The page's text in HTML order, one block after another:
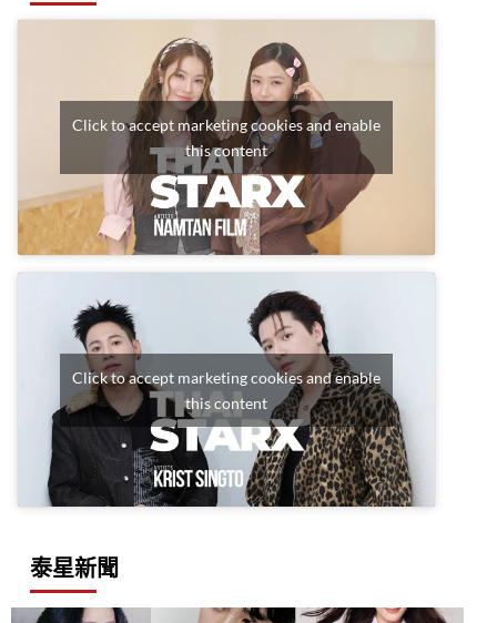
Click to accept marketing cookies and enable
this content
Click to accept marketing cookies and enable
this content
泰星新聞